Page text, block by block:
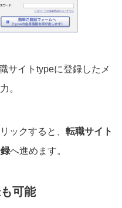
サイトtypeに登録したメ
。
ックすると、 転職サイト
へ進めます。
可能